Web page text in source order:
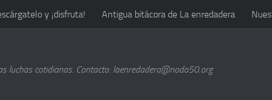
y ¡disfruta! Antigua bitácora de La enredadera
luchas cotidianas. Contacto: laenredadera@nodo50.org